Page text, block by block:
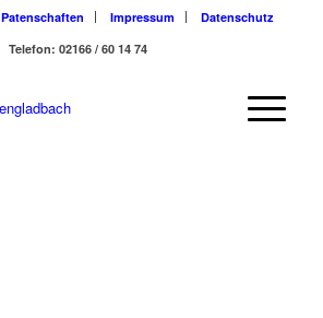
Patenschaften Impressum
Datenschutz
Telefon: 02166 / 60 14 74